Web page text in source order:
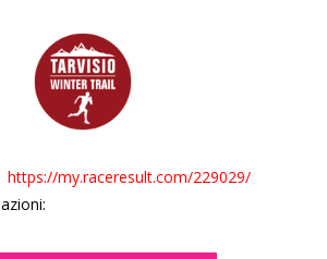
https://my.raceresult.com/229029/